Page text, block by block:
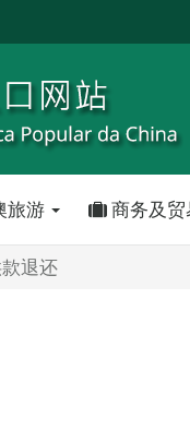
旅游 商务及贸
退还